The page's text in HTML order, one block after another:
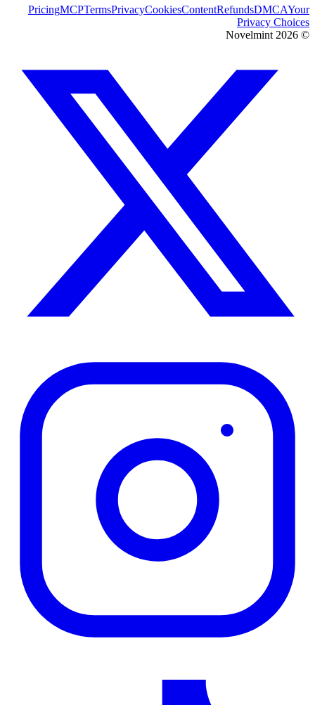
PricingMCPTermsPrivacyCookiesContentRefundsDMCAYour
Privacy Choices
©
2026